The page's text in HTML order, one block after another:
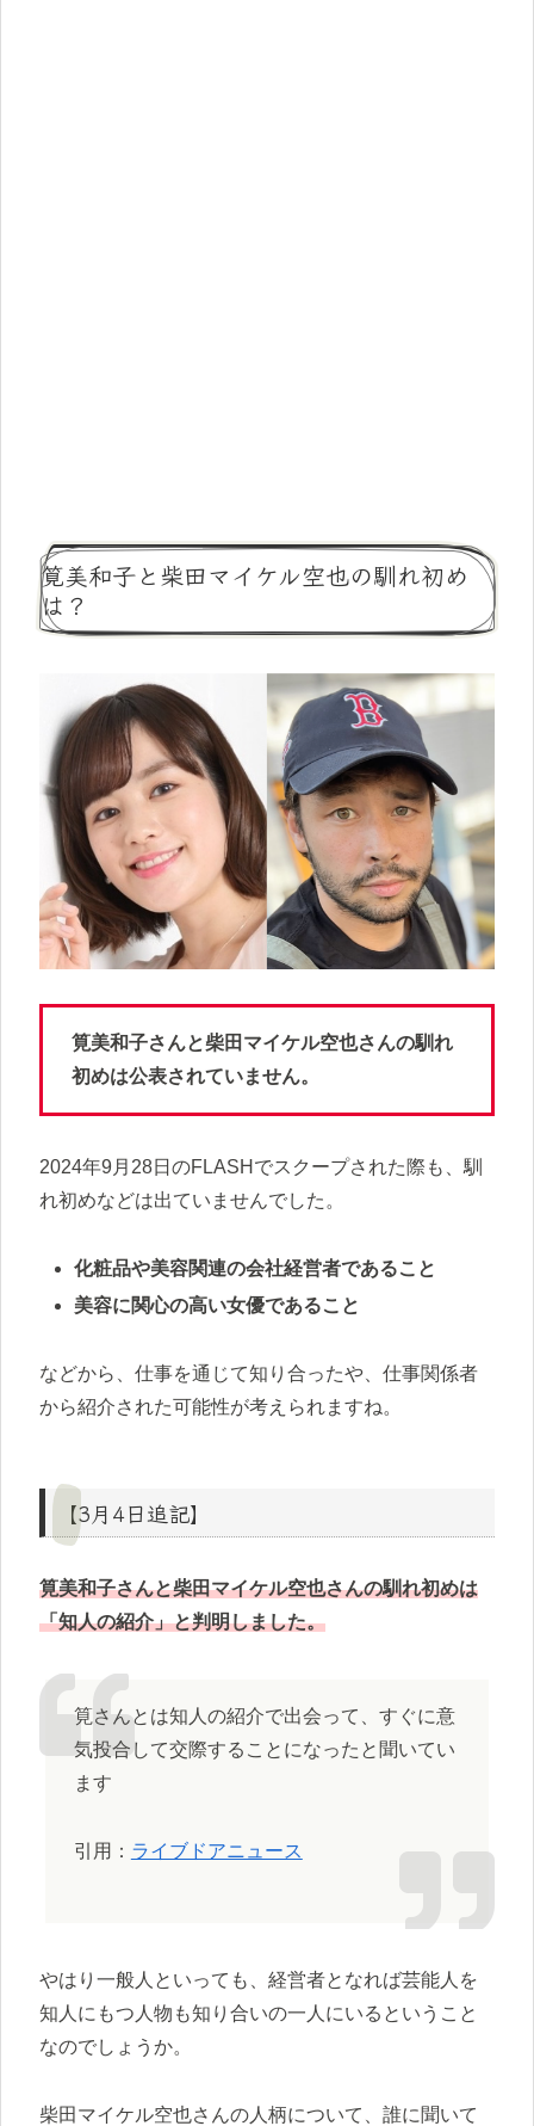
筧美和子と柴田マイケル空也の馴れ初め
は？
筧美和子さんと柴田マイケル空也さんの馴れ
初めは公表されていません。
2024年9月28日のFLASHでスクープされた際も、馴
れ初めなどは出ていませんでした。
化粧品や美容関連の会社経営者であること
美容に関心の高い女優であること
などから、仕事を通じて知り合ったや、仕事関係者
から紹介された可能性が考えられますね。
【3月4日追記】
筧美和子さんと柴田マイケル空也さんの馴れ初めは
「知人の紹介」と判明しました。
筧さんとは知人の紹介で出会って、すぐに意
気投合して交際することになったと聞いてい
ます
引用： ライブドアニュース
やはり一般人といっても、経営者となれば芸能人を
知人にもつ人物も知り合いの一人にいるということ
なのでしょうか。
柴田マイケル空也さんの人柄について、誰に聞いて